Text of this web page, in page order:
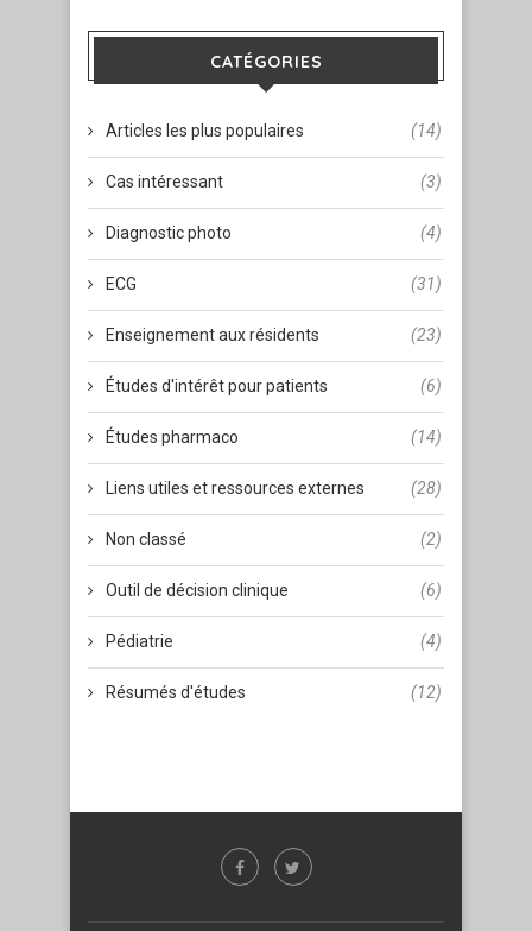
CATÉGORIES
Articles les plus populaires (14)
Cas intéressant (3)
Diagnostic photo (4)
ECG (31)
Enseignement aux résidents (23)
Études d'intérêt pour patients (6)
Études pharmaco (14)
Liens utiles et ressources externes (28)
Non classé (2)
Outil de décision clinique (6)
Pédiatrie (4)
Résumés d'études (12)